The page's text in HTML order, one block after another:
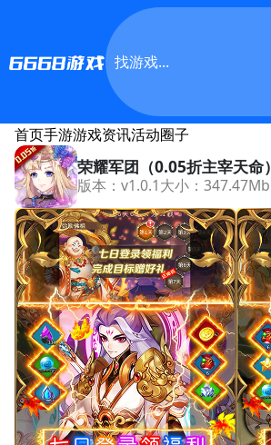
首页手游游戏资讯活动圈子
荣耀军团（0.05折主宰天命）
版本：v1.0.1大小：347.47Mb